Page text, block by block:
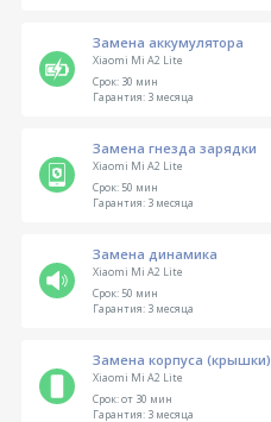
Замена аккумулятора
Xiaomi Mi A2 Lite
Срок:30 мин
Гарантия:3 месяца
Замена гнезда зарядки
Xiaomi Mi A2 Lite
Срок:50 мин
Гарантия:3 месяца
Замена динамика
Xiaomi Mi A2 Lite
Срок:50 мин
Гарантия:3 месяца
Замена корпуса (крышки)
Xiaomi Mi A2 Lite
Срок:от 30 мин
Гарантия:3 месяца